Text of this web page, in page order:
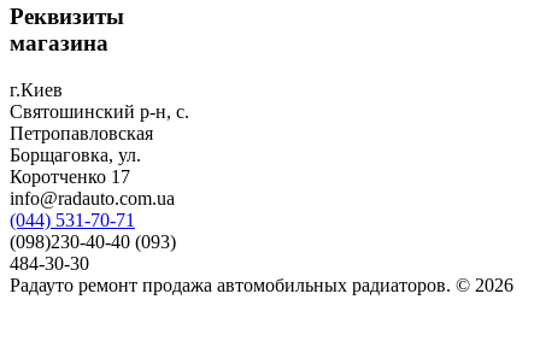
Реквизиты
магазина
г.Киев
Святошинский р-н, с.
Петропавловская
Борщаговка, ул.
Коротченко 17
info@radauto.com.ua
(044) 531-70-71
(098)230-40-40 (093)
484-30-30
Радауто ремонт продажа автомобильных радиаторов. © 2026